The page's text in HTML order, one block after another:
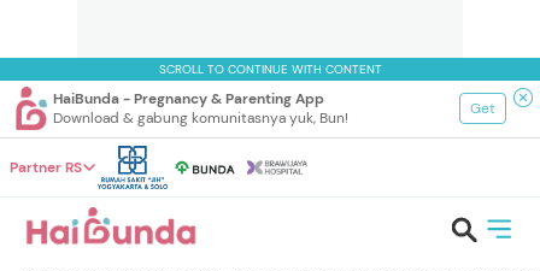
SCROLL TO CONTINUE WITH CONTENT
HaiBunda - Pregnancy & Parenting App
Download & gabung komunitasnya yuk, Bun!
Get
Partner RS